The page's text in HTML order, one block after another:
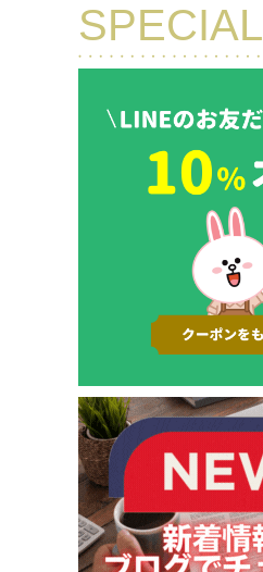
SPECIAL